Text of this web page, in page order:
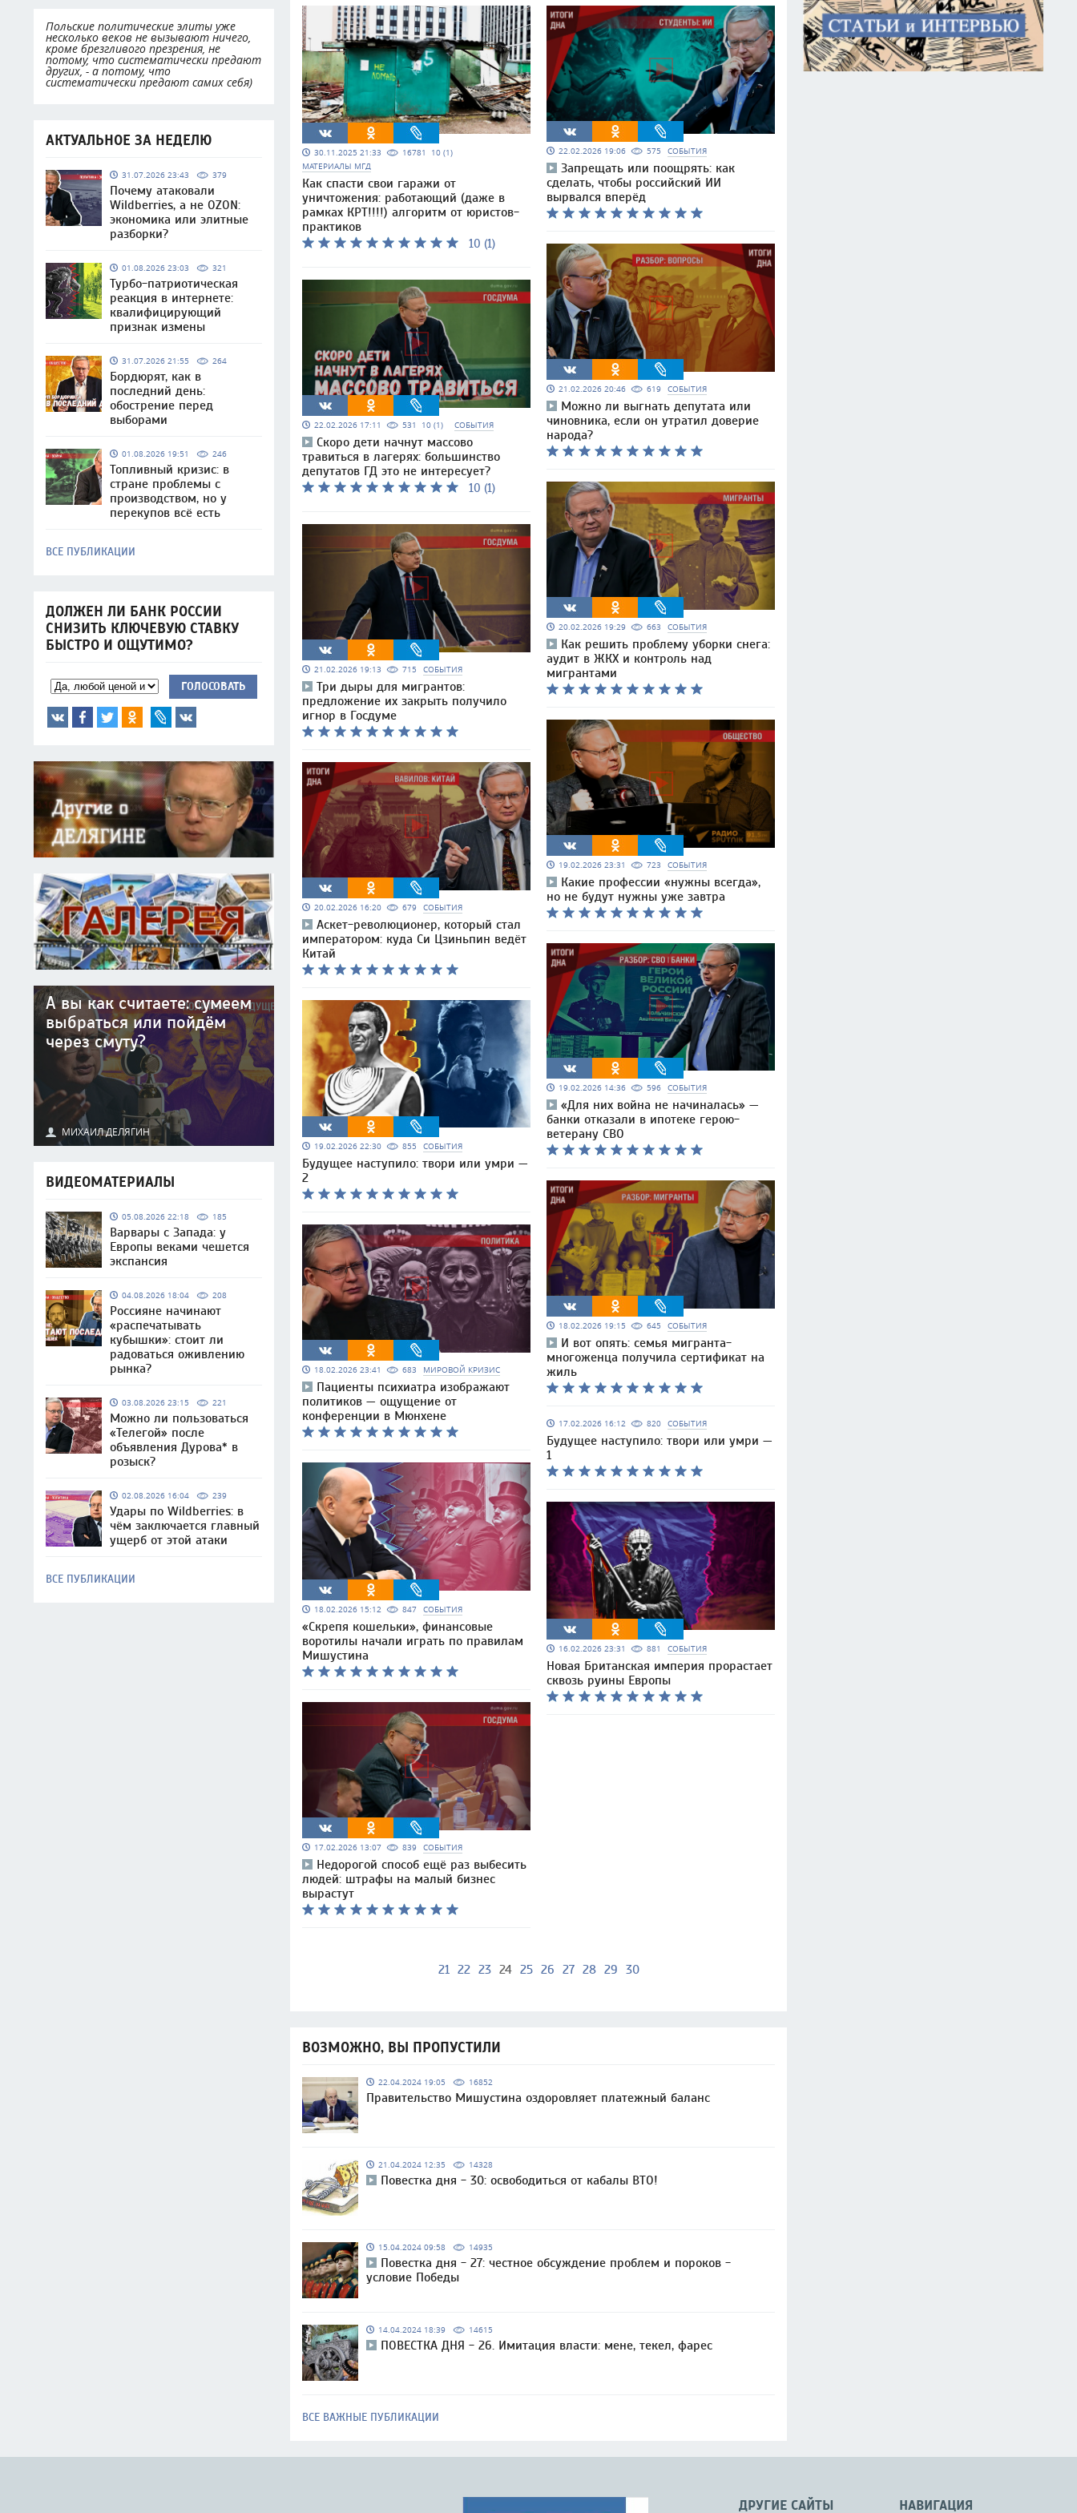
Польские политические элиты уже
несколько веков не вызывают ничего,
кроме брезгливого презрения, не
потому, что систематически предают
других, - а потому, что
систематически предают самих себя)
АКТУАЛЬНОЕ ЗА НЕДЕЛЮ
31.07.2026 23:43 379
Почему атаковали
Wildberries, а не OZON:
экономика или элитные
разборки?
01.08.2026 23:03 321
Турбо-патриотическая
реакция в интернете:
квалифицирующий
признак измены
31.07.2026 21:55 264
Бордюрят, как в
последний день:
обострение перед
выборами
01.08.2026 19:51 246
Топливный кризис: в
стране проблемы с
производством, но у
перекупов всё есть
ВСЕ ПУБЛИКАЦИИ
ДОЛЖЕН ЛИ БАНК РОССИИ
СНИЗИТЬ КЛЮЧЕВУЮ СТАВКУ
БЫСТРО И ОЩУТИМО?
ГОЛОСОВАТЬ
А вы как считаете: сумеем
выбраться или пойдём
через смуту?
МИХАИЛ ДЕЛЯГИН
ВИДЕОМАТЕРИАЛЫ
05.08.2026 22:18 185
Варвары с Запада: у
Европы веками чешется
экспансия
04.08.2026 18:04 208
Россияне начинают
«распечатывать
кубышки»: стоит ли
радоваться оживлению
рынка?
03.08.2026 23:15 221
Можно ли пользоваться
«Телегой» после
объявления Дурова* в
розыск?
02.08.2026 16:04 239
Удары по Wildberries: в
чём заключается главный
ущерб от этой атаки
ВСЕ ПУБЛИКАЦИИ
30.11.2025 21:33 16781 10 (1)
МАТЕРИАЛЫ МГД
Как спасти свои гаражи от
уничтожения: работающий (даже в
рамках КРТ!!!!) алгоритм от юристов-
практиков
10 (1)
22.02.2026 17:11 531 10 (1) СОБЫТИЯ
Скоро дети начнут массово
травиться в лагерях: большинство
депутатов ГД это не интересует?
10 (1)
21.02.2026 19:13 715 СОБЫТИЯ
Три дыры для мигрантов:
предложение их закрыть получило
игнор в Госдуме
20.02.2026 16:20 679 СОБЫТИЯ
Аскет-революционер, который стал
императором: куда Си Цзиньпин ведёт
Китай
19.02.2026 22:30 855 СОБЫТИЯ
Будущее наступило: твори или умри —
2
18.02.2026 23:41 683 МИРОВОЙ КРИЗИС
Пациенты психиатра изображают
политиков — ощущение от
конференции в Мюнхене
18.02.2026 15:12 847 СОБЫТИЯ
«Скрепя кошельки», финансовые
воротилы начали играть по правилам
Мишустина
17.02.2026 13:07 839 СОБЫТИЯ
Недорогой способ ещё раз выбесить
людей: штрафы на малый бизнес
вырастут
22.02.2026 19:06 575 СОБЫТИЯ
Запрещать или поощрять: как
сделать, чтобы российский ИИ
вырвался вперёд
21.02.2026 20:46 619 СОБЫТИЯ
Можно ли выгнать депутата или
чиновника, если он утратил доверие
народа?
20.02.2026 19:29 663 СОБЫТИЯ
Как решить проблему уборки снега:
аудит в ЖКХ и контроль над
мигрантами
19.02.2026 23:31 723 СОБЫТИЯ
Какие профессии «нужны всегда»,
но не будут нужны уже завтра
19.02.2026 14:36 596 СОБЫТИЯ
«Для них война не начиналась» —
банки отказали в ипотеке герою-
ветерану СВО
18.02.2026 19:15 645 СОБЫТИЯ
И вот опять: семья мигранта-
многоженца получила сертификат на
жиль
17.02.2026 16:12 820 СОБЫТИЯ
Будущее наступило: твори или умри —
1
16.02.2026 23:31 881 СОБЫТИЯ
Новая Британская империя прорастает
сквозь руины Европы
21 22 23 24 25 26 27 28 29 30
ВОЗМОЖНО, ВЫ ПРОПУСТИЛИ
22.04.2024 19:05 16852
Правительство Мишустина оздоровляет платежный баланс
21.04.2024 12:35 14328
Повестка дня - 30: освободиться от кабалы ВТО!
15.04.2024 09:58 14935
Повестка дня - 27: честное обсуждение проблем и пороков -
условие Победы
14.04.2024 18:39 14615
ПОВЕСТКА ДНЯ - 26. Имитация власти: мене, текел, фарес
ВСЕ ВАЖНЫЕ ПУБЛИКАЦИИ
НАВИГАЦИЯ
ДРУГИЕ САЙТЫ